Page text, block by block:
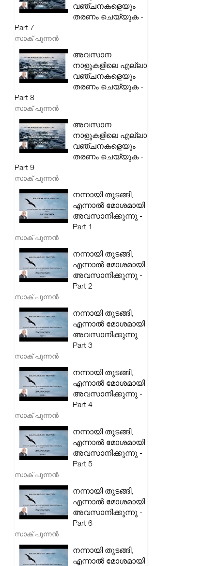
വഞ്ചനകളെയും
തരണം ചെയ്യുക -
Part 7
സാക് പുന്നൻ
അവസാന
നാളുകളിലെ എല്ലാ
വഞ്ചനകളെയും
തരണം ചെയ്യുക -
Part 8
സാക് പുന്നൻ
അവസാന
നാളുകളിലെ എല്ലാ
വഞ്ചനകളെയും
തരണം ചെയ്യുക -
Part 9
സാക് പുന്നൻ
നന്നായി തുടങ്ങി,
എന്നാൽ മോശമായി
അവസാനിക്കുന്നു -
Part 1
സാക് പുന്നൻ
നന്നായി തുടങ്ങി,
എന്നാൽ മോശമായി
അവസാനിക്കുന്നു -
Part 2
സാക് പുന്നൻ
നന്നായി തുടങ്ങി,
എന്നാൽ മോശമായി
അവസാനിക്കുന്നു -
Part 3
സാക് പുന്നൻ
നന്നായി തുടങ്ങി,
എന്നാൽ മോശമായി
അവസാനിക്കുന്നു -
Part 4
സാക് പുന്നൻ
നന്നായി തുടങ്ങി,
എന്നാൽ മോശമായി
അവസാനിക്കുന്നു -
Part 5
സാക് പുന്നൻ
നന്നായി തുടങ്ങി,
എന്നാൽ മോശമായി
അവസാനിക്കുന്നു -
Part 6
സാക് പുന്നൻ
നന്നായി തുടങ്ങി,
എന്നാൽ മോശമായി